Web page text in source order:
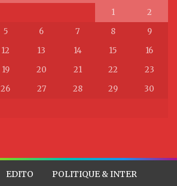
1
2
5 6 7 8
9
12 13 14 15
16
19 20 21 22
23
26 27 28 29
30
EDITO POLITIQUE & INTER